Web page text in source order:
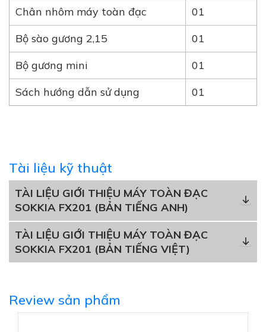
Chân nhôm máy toàn đạc
01
Bộ sào gương 2,15
01
Bộ gương mini
01
Sách hướng dẫn sử dụng
01
Tài liệu kỹ thuật
TÀI LIỆU GIỚI THIỆU MÁY TOÀN ĐẠC
SOKKIA FX201 (BẢN TIẾNG ANH)
TÀI LIỆU GIỚI THIỆU MÁY TOÀN ĐẠC
SOKKIA FX201 (BẢN TIẾNG VIỆT)
Review sản phẩm